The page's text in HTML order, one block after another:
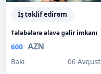
İş təklif edirəm
Tələbələrə əlavə gəlir imkanı
600 AZN
Bakı 06 Avqust